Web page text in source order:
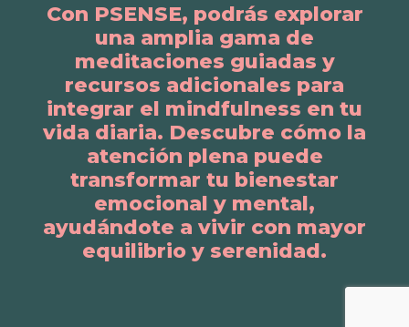
Con PSENSE, podrás explorar
una amplia gama de
meditaciones guiadas y
recursos adicionales para
integrar el mindfulness en tu
vida diaria. Descubre cómo la
atención plena puede
transformar tu bienestar
emocional y mental,
ayudándote a vivir con mayor
equilibrio y serenidad.